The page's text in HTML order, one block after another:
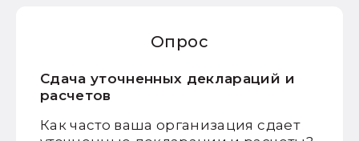
Опрос
Сдача уточненных деклараций и
расчетов
Как часто ваша организация сдает